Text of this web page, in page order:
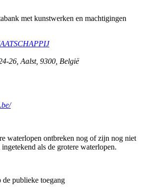
met kunstwerken en machtigingen
26 Aalst, 9300 België
waterlopen ontbreken nog of zijn nog niet
als de grotere waterlopen.
publieke toegang